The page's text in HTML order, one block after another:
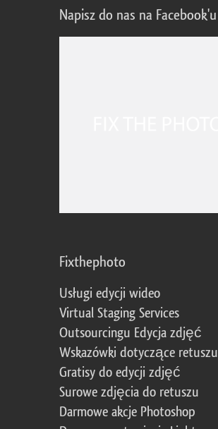
Napisz do nas na Facebook'u
Fixthephoto
Usługi edycji wideo
Virtual Staging Services
Outsourcingu Edycja zdjęć
Wskazówki dotyczące retuszu
Gratisy do edycji zdjęć
Surowe zdjęcia do retuszu
Darmowe akcje Photoshop